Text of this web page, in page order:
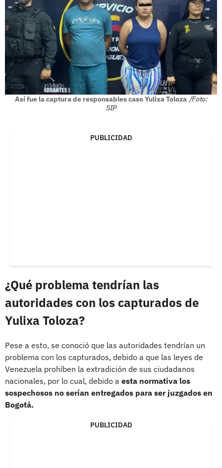
Así fue la captura de responsables caso Yulixa Toloza /Foto:
SIP
PUBLICIDAD
¿Qué problema tendrían las
autoridades con los capturados de
Yulixa Toloza?
Pese a esto, se conoció que las autoridades tendrían un
problema con los capturados, debido a que las leyes de
Venezuela prohíben la extradición de sus ciudadanos
nacionales, por lo cual, debido a esta normativa los
sospechosos no serían entregados para ser juzgados en
Bogotá.
PUBLICIDAD